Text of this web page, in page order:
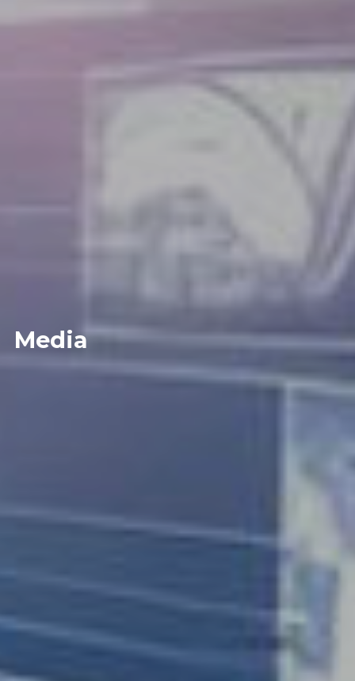
Media